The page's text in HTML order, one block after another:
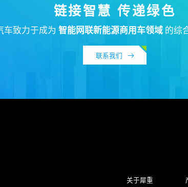
链接智慧 传递绿色
车致力于成为 智能网联新能源商用车领域的综
联系我们
关于犀重